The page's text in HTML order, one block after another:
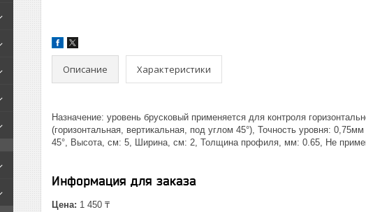
Описание Характеристики
Назначение: уровень брусковый применяется для контроля
(горизонтальная, вертикальная, под углом 45°), Точность уровня:
45°, Высота, см: 5, Ширина, см: 2, Толщина профиля, мм: 0.65, Не
Информация для заказа
Цена: 1 450 ₸